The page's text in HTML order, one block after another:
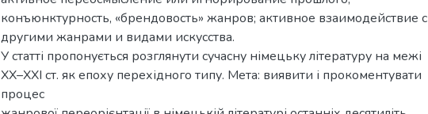
конъюнктурность, «брендовость» жанров; активное взаимодействие с
другими жанрами и видами искусства.
У статті пропонується розглянути сучасну німецьку літературу на межі
ХХ–ХХI ст. як епоху перехідного типу. Мета: виявити і прокоментувати
процес